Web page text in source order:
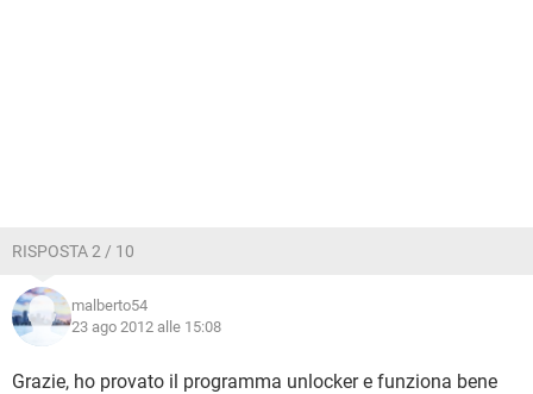
RISPOSTA 2 / 10
malberto54
23 ago 2012 alle 15:08
Grazie, ho provato il programma unlocker e funziona bene